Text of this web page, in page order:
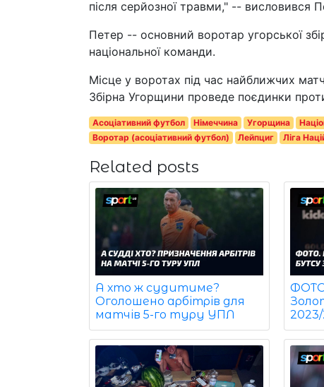
після серйозної травми," -- висловився
Петер -- основний воротар угорської
національної команди.
Місце у воротах під час найближчих
Збірна Угорщини проведе поєдинки
Асоціативний футбол Німеччина Угорщина
Воротар (асоціативний футбол)
Лейпциг Ліга
Related posts
А хто ж судитиме?
Оголошено арбітрів для
матчів 5-го туру УПЛ